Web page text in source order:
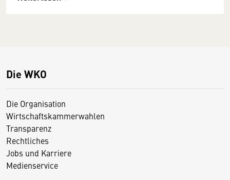
Die WKO
Die Organisation
Wirtschaftskammerwahlen
Transparenz
Rechtliches
Jobs und Karriere
Medienservice